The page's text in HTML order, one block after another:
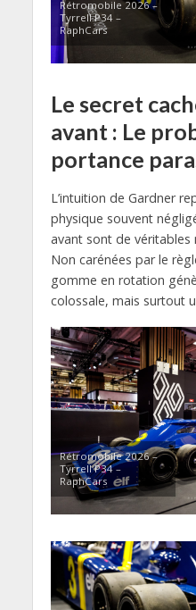
Rétromobile 2026 –
Tyrrell P34 –
RaphCars
Le secret
avant : Le
portance
L’intuition de Gardner
physique souvent
avant sont de véritables
Non carénées par le
gomme en rotation
colossale, mais surtout
Rétromobile 2026 –
Tyrrell P34 –
RaphCars